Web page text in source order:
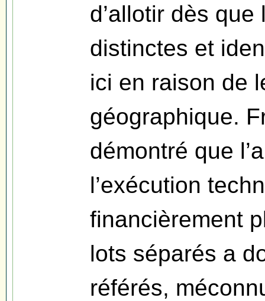
d’allotir dès
distinctes et
ici en raison de
géographique.
démontré que
l’exécution
financièrement
lots séparés a
référés,